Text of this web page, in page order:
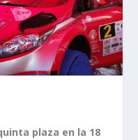
plaza en la 18